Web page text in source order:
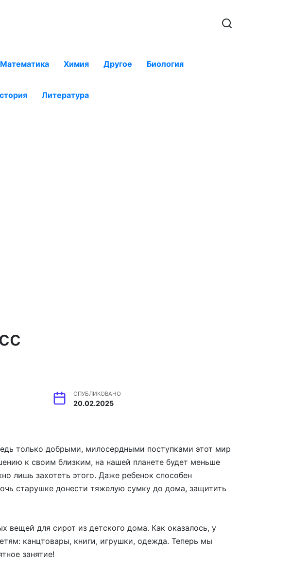
Математика Химия Другое Биология
Литература
ОПУБЛИКОВАНО
20.02.2025
только добрыми, милосердными поступками этот мир
к своим близким, на нашей планете будет меньше
лишь захотеть этого. Даже ребенок способен
старушке донести тяжелую сумку до дома, защитить
вещей для сирот из детского дома. Как оказалось, у
канцтовары, книги, игрушки, одежда. Теперь мы
занятие!